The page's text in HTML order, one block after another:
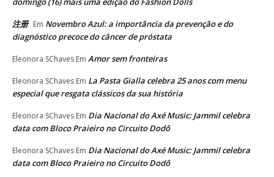
注册 Em Novembro Azul: a importância da prevenção e do
diagnóstico precoce do câncer de próstata
Eleonora SChaves Em Amor sem fronteiras
Eleonora SChaves Em La Pasta Gialla celebra 25 anos com menu
especial que resgata clássicos da sua história
Eleonora SChaves Em Dia Nacional do Axé Music: Jammil celebra
data com Bloco Praieiro no Circuito Dodô
Eleonora SChaves Em Dia Nacional do Axé Music: Jammil celebra
data com Bloco Praieiro no Circuito Dodô